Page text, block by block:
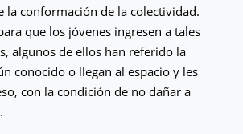
la conformación de la colectividad.
que los jóvenes ingresen a tales
algunos de ellos han referido la
conocido o llegan al espacio y les
con la condición de no dañar a